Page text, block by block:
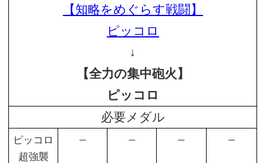
【知略をめぐらす戦闘】
ピッコロ
↓
【全力の集中砲火】
ピッコロ
必要メダル
ピッコロ
超強襲
– – – –